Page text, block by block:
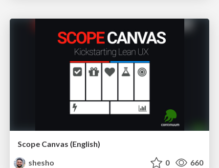
Scope Canvas (English)
shesho
0 660